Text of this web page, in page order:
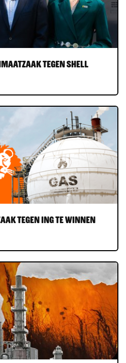
tegen Shell
tegen ING te winnen